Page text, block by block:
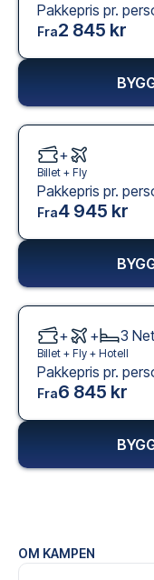
OM KAMPEN
Pakkepris pr.
Fra2 845 kr
+
Billet + Fly
Pakkepris pr.
Fra4 945 kr
+ + 3
Billet + Fly + Hotell
Pakkepris pr.
Fra6 845 kr